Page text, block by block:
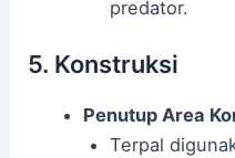
predator.
5. Konstruksi
Penutup Area
Terpal